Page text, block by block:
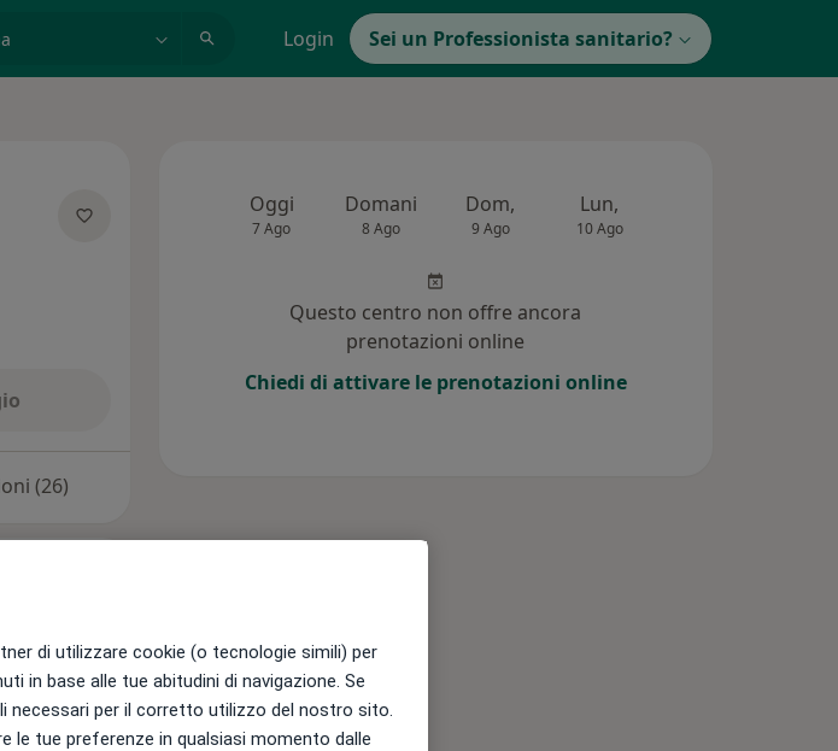
Login Sei un Professionista sanitario?
(26)
+5a11y_sr_more_diseases
Oggi
7 Ago
Domani
8 Ago
Dom,
9 Ago
Lun,
10 Ago
Questo centro non offre ancora
prenotazioni online
Chiedi di attivare le prenotazioni online
di utilizzare cookie (o tecnologie simili) per
in base alle tue abitudini di navigazione. Se
necessari per il corretto utilizzo del nostro sito.
le tue preferenze in qualsiasi momento dalle